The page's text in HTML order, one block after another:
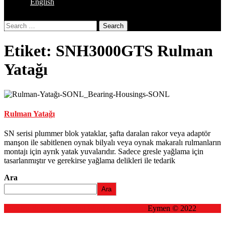
Close
Button
Search
Etiket: SNH3000GTS Rulman
Yatağı
Rulman Yatağı
SN serisi plummer blok yataklar, şafta daralan rakor veya adaptör
manşon ile sabitlenen oynak bilyalı veya oynak makaralı rulmanların
montajı için ayrık yatak yuvalarıdır. Sadece gresle yağlama için
tasarlanmıştır ve gerekirse yağlama delikleri ile tedarik
Ara
Ara
Eymen © 2022